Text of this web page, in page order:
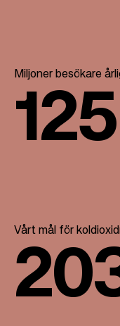
Miljoner besökare
125
Vårt mål för